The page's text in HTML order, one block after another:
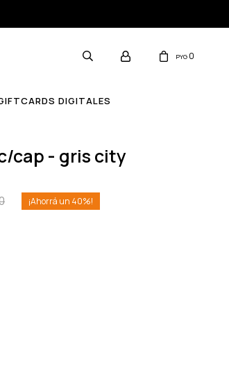
DIGITALES
PYG 0
cap - gris city
40